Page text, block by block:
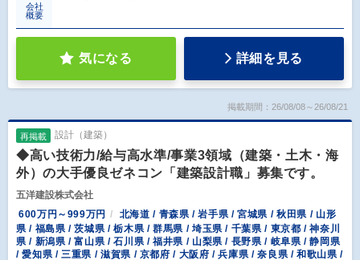
会社
概要
気になる 詳細を見る
掲載期間：26/08/08～26/08/21
再掲載 設計（建築）
◆高い技術力/給与高水準/事業3領域（建築・土木・海
外）の大手優良ゼネコン「建築設計職」募集です。
五洋建設株式会社
600万円～999万円
北海道 / 青森県 / 岩手県 / 宮城県 / 秋田県 / 山形
県 / 福島県 / 茨城県 / 栃木県 / 群馬県 / 埼玉県 / 千葉県 / 東京都 / 神奈川
県 / 新潟県 / 富山県 / 石川県 / 福井県 / 山梨県 / 長野県 / 岐阜県 / 静岡県
/ 愛知県 / 三重県 / 滋賀県 / 京都府 / 大阪府 / 兵庫県 / 奈良県 / 和歌山県 /